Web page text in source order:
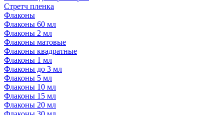
Стретч пленка
Флаконы
Флаконы 60 мл
Флаконы 2 мл
Флаконы матовые
Флаконы квадратные
Флаконы 1 мл
Флаконы до 3 мл
Флаконы 5 мл
Флаконы 10 мл
Флаконы 15 мл
Флаконы 20 мл